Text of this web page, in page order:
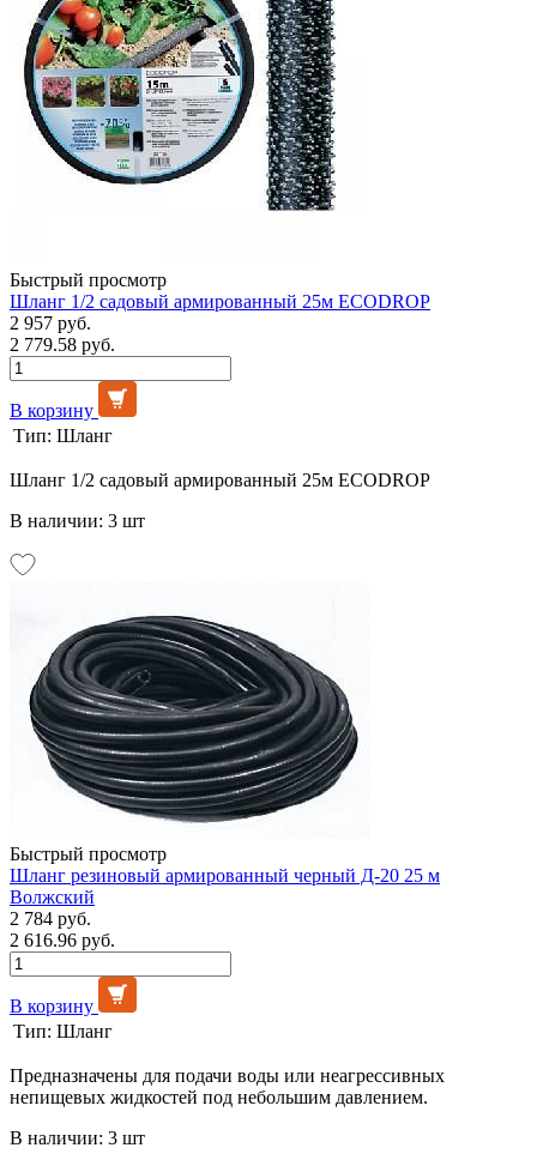
Быстрый просмотр
Шланг 1/2 садовый армированный 25м ECODROP
2 957 руб.
2 779.58 руб.
В корзину
Тип: Шланг
Шланг 1/2 садовый армированный 25м ECODROP
В наличии: 3 шт
Быстрый просмотр
Шланг резиновый армированный черный Д-20 25 м
Волжский
2 784 руб.
2 616.96 руб.
В корзину
Тип: Шланг
Предназначены для подачи воды или неагрессивных
непищевых жидкостей под небольшим давлением.
В наличии: 3 шт